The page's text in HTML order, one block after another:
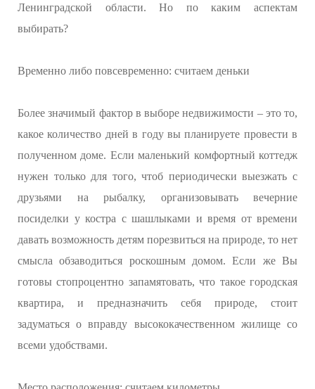
Ленинградской области. Но по каким аспектам
выбирать?
Временно либо повсевременно: считаем деньки
Более значимый фактор в выборе недвижимости – это то,
какое количество дней в году вы планируете провести в
полученном доме. Если маленький комфортный коттедж
нужен только для того, чтоб периодически выезжать с
друзьями на рыбалку, организовывать вечерние
посиделки у костра с шашлыками и время от времени
давать возможность детям порезвиться на природе, то нет
смысла обзаводиться роскошным домом. Если же Вы
готовы стопроцентно запамятовать, что такое городская
квартира, и предназначить себя природе, стоит
задуматься о вправду высококачественном жилище со
всеми удобствами.